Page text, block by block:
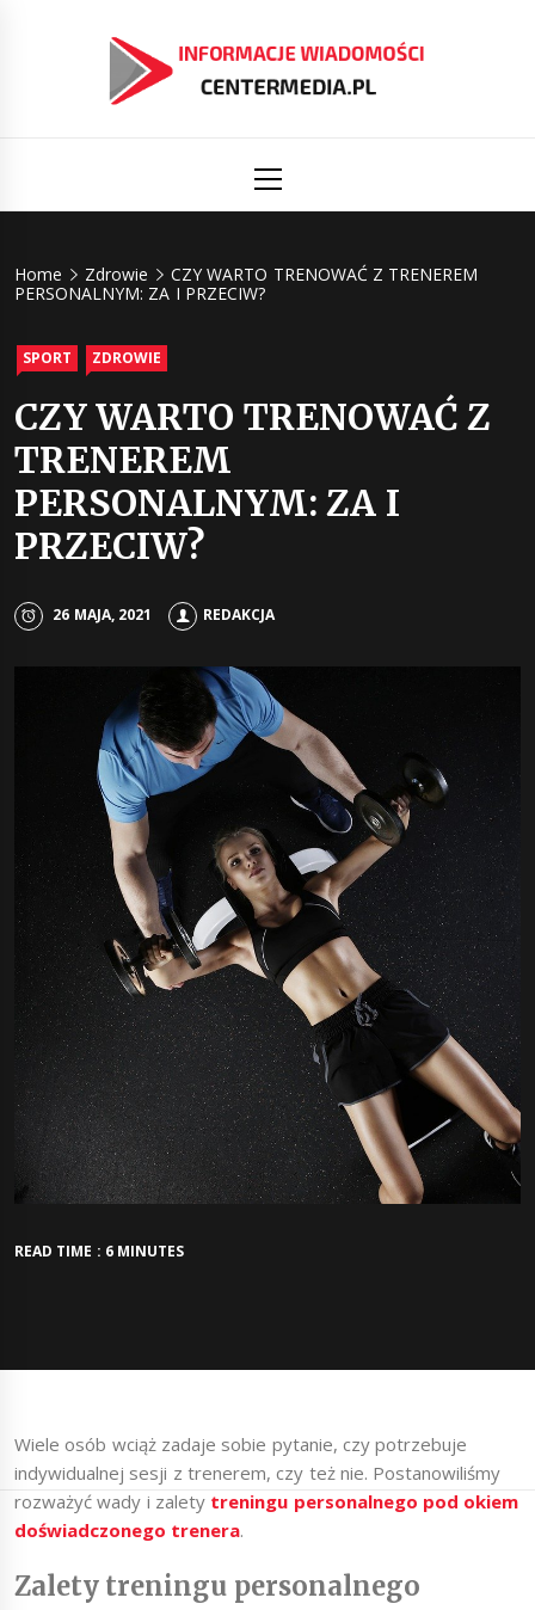
Menu
Home Zdrowie
CZY WARTO TRENOWAĆ Z TRENEREM
PERSONALNYM: ZA I PRZECIW?
SPORT ZDROWIE
CZY WARTO TRENOWAĆ Z
TRENEREM
PERSONALNYM: ZA I
PRZECIW?
26 MAJA, 2021 REDAKCJA
READ TIME : 6 MINUTES
Wiele osób wciąż zadaje sobie pytanie, czy potrzebuje
indywidualnej sesji z trenerem, czy też nie. Postanowiliśmy
rozważyć wady i zalety treningu personalnego pod okiem
doświadczonego trenera.
Zalety treningu personalnego